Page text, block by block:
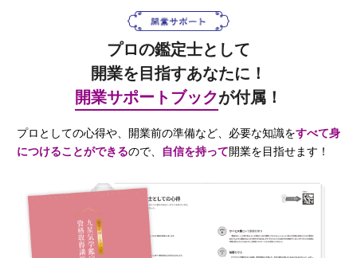
プロの鑑定士として
開業を目指すあなたに！
開業サポートブックが付属！
プロとしての心得や、開業前の準備など、必要な知識をすべて身
につけることができるので、 自信を持って開業を目指せます！